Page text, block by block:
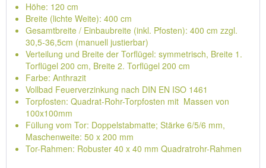
Höhe: 120 cm
Breite (lichte Weite): 400 cm
Gesamtbreite / Einbaubreite (inkl. Pfosten): 400 cm zzgl.
30,5-36,5cm (manuell justierbar)
Verteilung und Breite der Torflügel: symmetrisch, Breite 1.
Torflügel 200 cm, Breite 2. Torflügel 200 cm
Farbe: Anthrazit
Vollbad Feuerverzinkung nach DIN EN ISO 1461
Torpfosten: Quadrat-Rohr-Torpfosten mit Massen von
100x100mm
Füllung vom Tor: Doppelstabmatte; Stärke 6/5/6 mm,
Maschenweite: 50 x 200 mm
Tor-Rahmen: Robuster 40 x 40 mm Quadratrohr-Rahmen